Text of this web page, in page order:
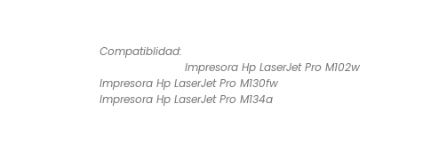
Impresora Hp LaserJet Pro M102w
Impresora Hp LaserJet Pro M130fw
Impresora Hp LaserJet Pro M134a